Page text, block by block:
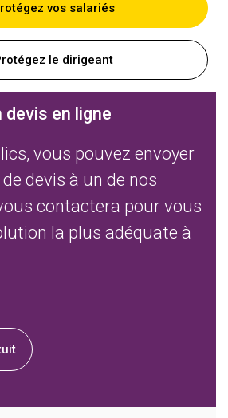
vos salariés
le dirigeant
devis en ligne
vous pouvez envoyer
devis à un de nos
contactera pour vous
la plus adéquate à